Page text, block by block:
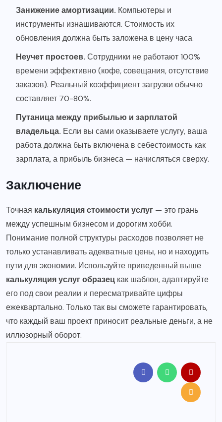
Занижение амортизации. Компьютеры и
инструменты изнашиваются. Стоимость их
обновления должна быть заложена в цену часа.
Неучет простоев. Сотрудники не работают 100%
времени эффективно (кофе, совещания, отсутствие
заказов). Реальный коэффициент загрузки обычно
составляет 70-80%.
Путаница между прибылью и зарплатой
владельца. Если вы сами оказываете услугу, ваша
работа должна быть включена в себестоимость как
зарплата, а прибыль бизнеса — начисляться сверху.
Заключение
Точная калькуляция стоимости услуг — это грань
между успешным бизнесом и дорогим хобби.
Понимание полной структуры расходов позволяет не
только устанавливать адекватные цены, но и находить
пути для экономии. Используйте приведенный выше
калькуляция услуг образец как шаблон, адаптируйте
его под свои реалии и пересматривайте цифры
ежеквартально. Только так вы сможете гарантировать,
что каждый ваш проект приносит реальные деньги, а не
иллюзорный оборот.